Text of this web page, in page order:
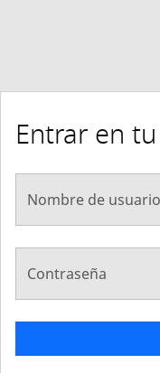
Entrar en
Nombre de usuario
Contraseña